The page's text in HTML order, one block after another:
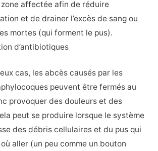
affectée afin de réduire
et de drainer l’excès de sang ou
mortes (qui forment le pus).
d’antibiotiques
cas, les abcès causés par les
peuvent être fermés au
provoquer des douleurs et des
peut se produire lorsque le système
des débris cellulaires et du pus qui
aller (un peu comme un bouton